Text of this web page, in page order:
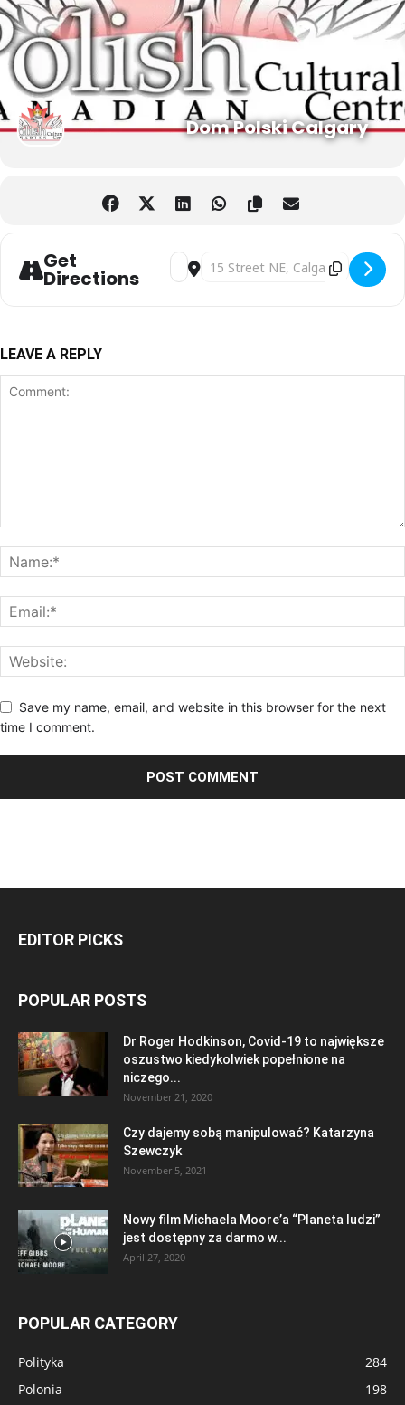
Dom Polski Calgary
Get
Directions
Address - Koncert Charytatywny ku czci
Destination Address - Koncert
LEAVE A REPLY
Save my name, email, and website in this browser for the next
time I comment.
EDITOR PICKS
POPULAR POSTS
Dr Roger Hodkinson, Covid-19 to największe
oszustwo kiedykolwiek popełnione na
niczego...
November 21, 2020
Czy dajemy sobą manipulować? Katarzyna
Szewczyk
November 5, 2021
Nowy film Michaela Moore’a “Planeta ludzi”
jest dostępny za darmo w...
April 27, 2020
POPULAR CATEGORY
Polityka
284
Polonia
198